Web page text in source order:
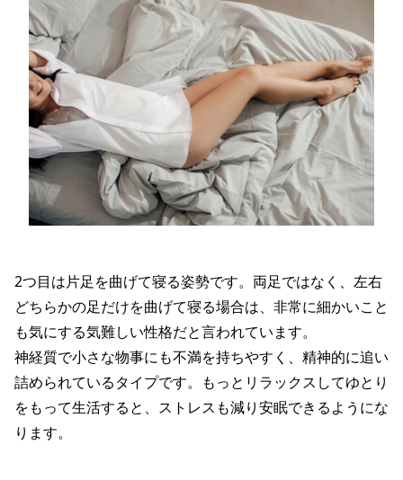
2つ目は片足を曲げて寝る姿勢です。両足ではなく、左右
どちらかの足だけを曲げて寝る場合は、非常に細かいこと
も気にする気難しい性格だと言われています。
神経質で小さな物事にも不満を持ちやすく、精神的に追い
詰められているタイプです。もっとリラックスしてゆとり
をもって生活すると、ストレスも減り安眠できるようにな
ります。